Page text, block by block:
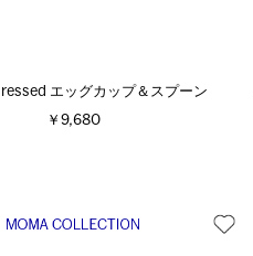
エッグカップ＆スプーン
￥9,680